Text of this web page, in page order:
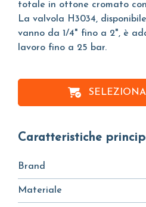
totale in ottone cromato
La valvola H3034,
vanno da 1/4" fino a 2", è
lavoro fino a 25 bar.
Caratteristiche
Brand
Materiale